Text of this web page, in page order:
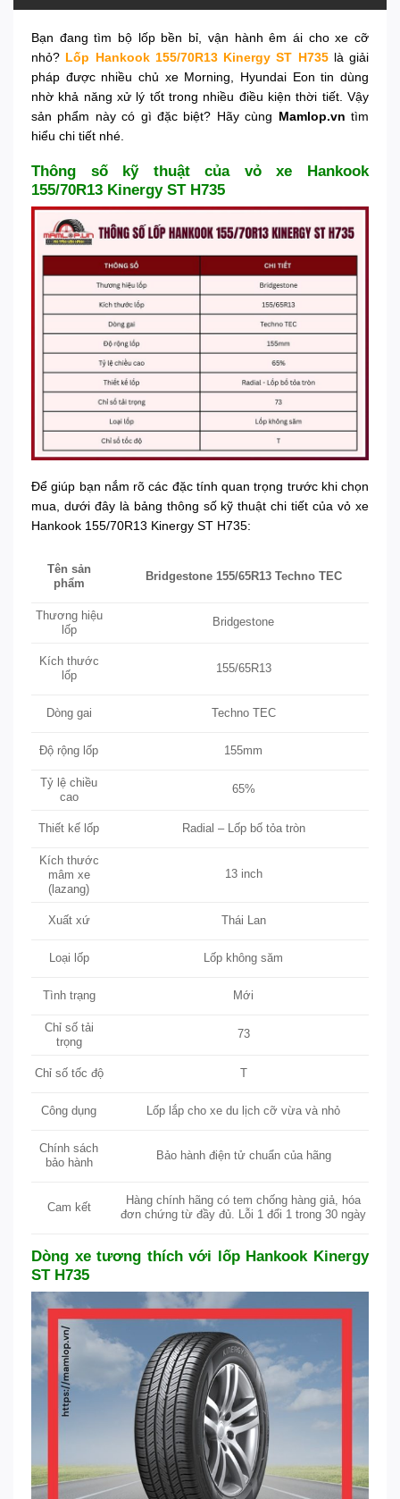
Bạn đang tìm bộ lốp bền bỉ, vận hành êm ái cho xe cỡ
nhỏ? Lốp Hankook 155/70R13 Kinergy ST H735là giải
pháp được nhiều chủ xe Morning, Hyundai Eon tin dùng
nhờ khả năng xử lý tốt trong nhiều điều kiện thời tiết. Vậy
sản phẩm này có gì đặc biệt? Hãy cùng Mamlop.vn tìm
hiểu chi tiết nhé.
Thông số kỹ thuật của vỏ xe Hankook
155/70R13 Kinergy ST H735
Để giúp bạn nắm rõ các đặc tính quan trọng trước khi chọn
mua, dưới đây là bảng thông số kỹ thuật chi tiết của vỏ xe
Hankook 155/70R13 Kinergy ST H735:
Tên sản
phẩm
Bridgestone 155/65R13 Techno TEC
Thương hiệu
lốp
Bridgestone
Kích thước
lốp
155/65R13
Dòng gai Techno TEC
Độ rộng lốp 155mm
Tỷ lệ chiều
cao
65%
Thiết kế lốp Radial – Lốp bố tỏa tròn
Kích thước
mâm xe
(lazang)
13 inch
Xuất xứ Thái Lan
Loại lốp Lốp không săm
Tình trạng Mới
Chỉ số tải
trọng
73
Chỉ số tốc độ
Công dụng Lốp lắp cho xe du lịch cỡ vừa và nhỏ
Chính sách
bảo hành
Bảo hành điện tử chuẩn của hãng
Cam kết
Hàng chính hãng có tem chống hàng giả, hóa
đơn chứng từ đầy đủ. Lỗi 1 đổi 1 trong 30 ngày
Dòng xe tương thích với lốp Hankook Kinergy
ST H735